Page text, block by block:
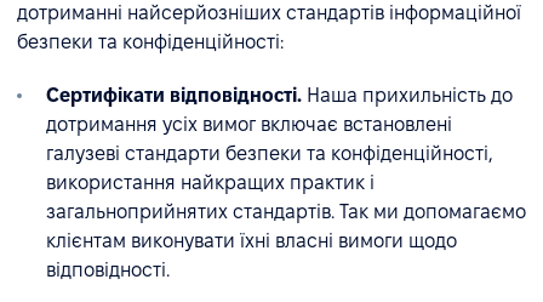
дотриманні найсерйозніших стандартів інформаційної
безпеки та конфіденційності:
Сертифікати відповідності. Наша прихильність до
дотримання усіх вимог включає встановлені
галузеві стандарти безпеки та конфіденційності,
використання найкращих практик і
загальноприйнятих стандартів. Так ми допомагаємо
клієнтам виконувати їхні власні вимоги щодо
відповідності.